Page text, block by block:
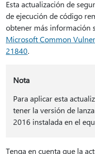
Esta actualización de
de ejecución de código
obtener más información
Microsoft Common
21840.
Nota
Para aplicar esta
tener la versión de
2016 instalada en el
Tenga en cuenta que la